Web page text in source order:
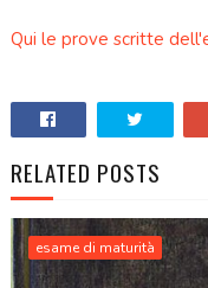
Qui le prove scritte
RELATED POSTS
esame di maturità